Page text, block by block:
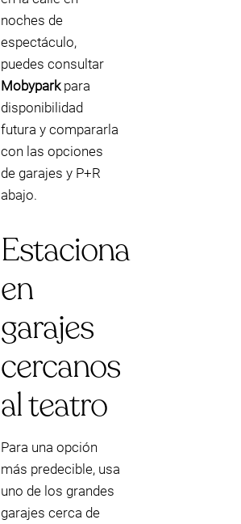
noches de
espectáculo,
puedes consultar
Mobyparkpara
disponibilidad
futura y compararla
con las opciones
de garajes y P+R
abajo.
Estaciona
en
garajes
cercanos
al teatro
Para una opción
más predecible, usa
uno de los grandes
garajes cerca de